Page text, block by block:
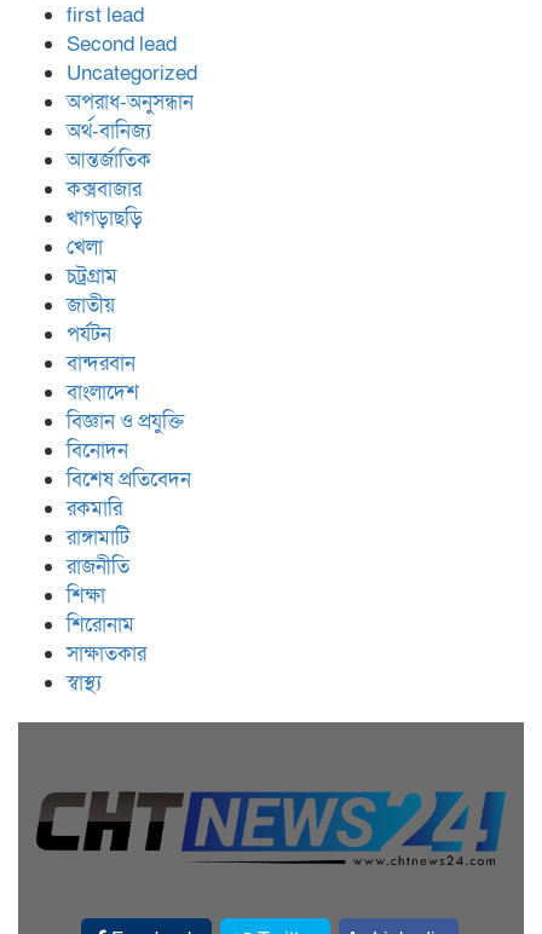
first lead
Second lead
Uncategorized
অপরাধ-অনুসন্ধান
অর্থ-বানিজ্য
আন্তর্জাতিক
কক্সবাজার
খাগড়াছড়ি
খেলা
চট্রগ্রাম
জাতীয়
পর্যটন
বান্দরবান
বাংলাদেশ
বিজ্ঞান ও প্রযুক্তি
বিনোদন
বিশেষ প্রতিবেদন
রকমারি
রাঙ্গামাটি
রাজনীতি
শিক্ষা
শিরোনাম
সাক্ষাতকার
স্বাস্থ্য